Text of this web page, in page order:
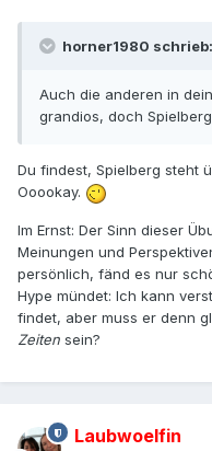
horner1980 schrieb:
Auch die anderen in
grandios, doch
Du findest, Spielberg steht
Ooookay.
Im Ernst: Der Sinn dieser
Meinungen und
persönlich, fänd es nur
Hype mündet: Ich kann
findet, aber muss er denn
Zeiten sein?
Laubwoelfin